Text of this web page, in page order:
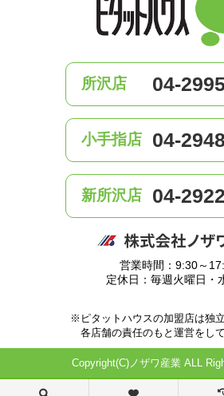
所沢店 04-
小手指店 04-
新所沢店 04-
営業時間：9:30～
定休日：毎週火曜日・
※ピタットハウスの加盟店は独立
各店舗の責任のもと運営をして
Copyright(C)ノザワ産業 ALL